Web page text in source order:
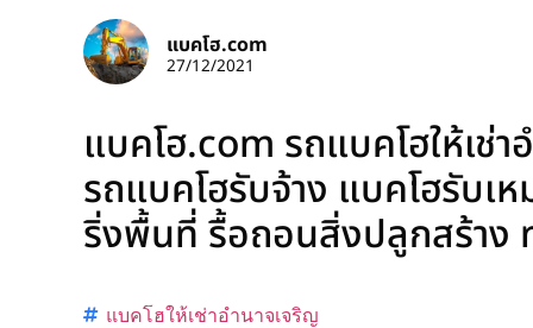
แบคโฮ.com
27/12/2021
แบคโฮ.com รถแบคโฮให้เช่า
รถแบคโฮรับจ้าง แบคโฮรับเ
ริ่งพื้นที่ รื้อถอนสิ่งปลูกสร้าง
แบคโฮให้เช่าอำนาจเจริญ